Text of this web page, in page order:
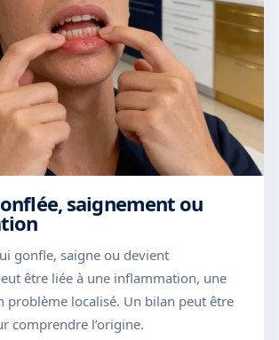
saignement ou
gonfle, saigne ou devient
être liée à une inflammation, une
problème localisé. Un bilan peut être
comprendre l’origine.